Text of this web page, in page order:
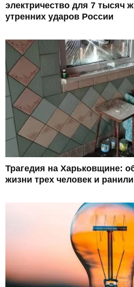
электричество для 7 тысяч
утренних ударов России
Трагедия на Харьковщине:
жизни трех человек и